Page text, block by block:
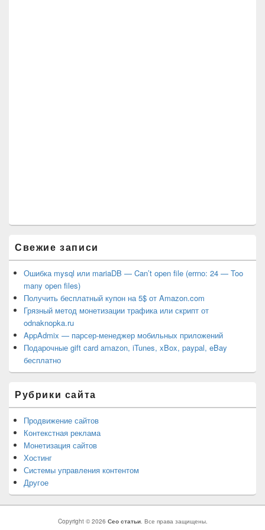
Свежие записи
Ошибка mysql или mariaDB — Can’t open file (errno: 24 — Too
many open files)
Получить бесплатный купон на 5$ от Amazon.com
Грязный метод монетизации трафика или скрипт от
odnaknopka.ru
AppAdmix — парсер-менеджер мобильных приложений
Подарочные gift card amazon, iTunes, xBox, paypal, eBay
бесплатно
Рубрики сайта
Продвижение сайтов
Контекстная реклама
Монетизация сайтов
Хостинг
Системы управления контентом
Другое
Copyright © 2026 Сео статьи. Все права защищены.